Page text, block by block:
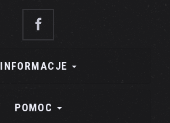
INFORMACJE
POMOC